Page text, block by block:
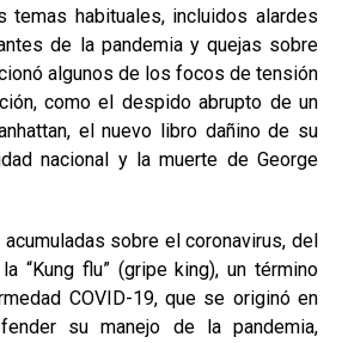
temas habituales, incluidos alardes
de la pandemia y quejas sobre
algunos de los focos de tensión
como el despido abrupto de un
el nuevo libro dañino de su
nacional y la muerte de George
sobre el coronavirus, del
“Kung flu” (gripe king), un término
COVID-19, que se originó en
su manejo de la pandemia,